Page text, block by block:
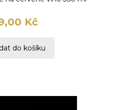
Kč
do košíku